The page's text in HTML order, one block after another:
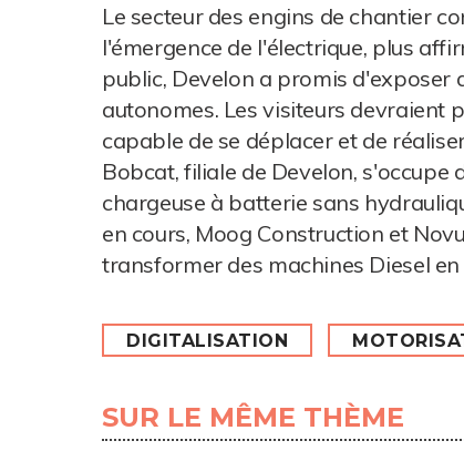
Le secteur des engins de chantier
l'émergence de l'électrique, plus
public, Develon a promis d'exposer
autonomes. Les visiteurs devraient
capable de se déplacer et de
Bobcat, filiale de Develon, s'occupe
chargeuse à batterie sans
en cours, Moog Construction et
transformer des machines Diesel
DIGITALISATION
SUR LE MÊME THÈME